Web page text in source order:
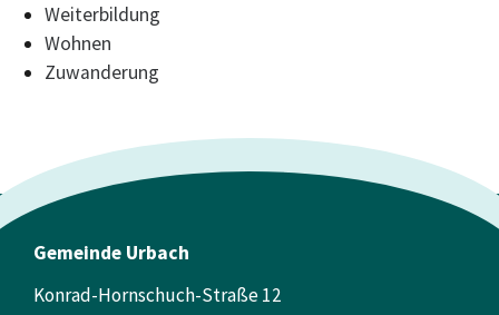
Weiterbildung
Wohnen
Zuwanderung
Gemeinde Urbach
Konrad-Hornschuch-Straße 12